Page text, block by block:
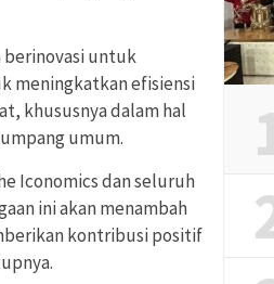
berinovasi untuk
meningkatkan efisiensi
khususnya dalam hal
umum.
Iconomics dan seluruh
ini akan menambah
kontribusi positif